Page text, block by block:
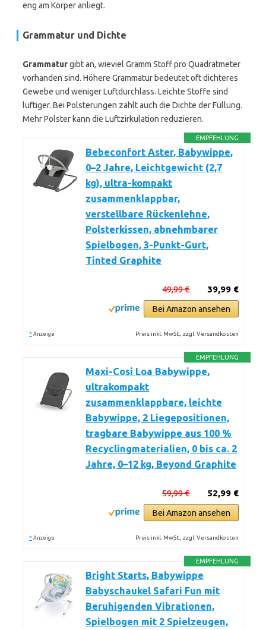
eng am Körper anliegt.
Grammatur und Dichte
Grammaturgibt an, wieviel Gramm Stoff pro Quadratmeter
vorhanden sind. Höhere Grammatur bedeutet oft dichteres
Gewebe und weniger Luftdurchlass. Leichte Stoffe sind
luftiger. Bei Polsterungen zählt auch die Dichte der Füllung.
Mehr Polster kann die Luftzirkulation reduzieren.
EMPFEHLUNG
Bebeconfort Aster, Babywippe,
0–2 Jahre, Leichtgewicht (2,7
kg), ultra-kompakt
zusammenklappbar,
verstellbare Rückenlehne,
Polsterkissen, abnehmbarer
Spielbogen, 3-Punkt-Gurt,
Tinted Graphite
39,99 €
49,99 €
Bei Amazon ansehen
* Anzeige Preis inkl. MwSt., zzgl. Versandkosten
EMPFEHLUNG
Maxi-Cosi Loa Babywippe,
ultrakompakt
zusammenklappbare, leichte
Babywippe, 2 Liegepositionen,
tragbare Babywippe aus 100 %
Recyclingmaterialien, 0 bis ca. 2
Jahre, 0–12 kg, Beyond Graphite
52,99 €
59,99 €
Bei Amazon ansehen
* Anzeige Preis inkl. MwSt., zzgl. Versandkosten
EMPFEHLUNG
Bright Starts, Babywippe
Babyschaukel Safari Fun mit
Beruhigenden Vibrationen,
Spielbogen mit 2 Spielzeugen,